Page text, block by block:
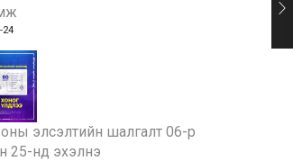
24
элсэлтийн шалгалт 06-р
25-нд эхэлнэ